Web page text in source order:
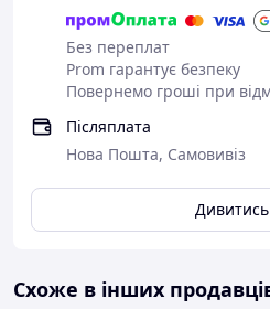
Без переплат
Prom гарантує безпеку
Повернемо гроші при
Післяплата
Нова Пошта, Самовивіз
Схоже в інших